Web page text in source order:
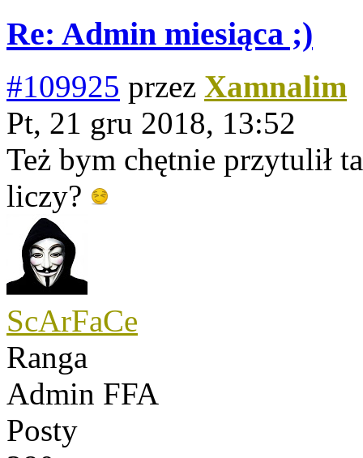
Re: Admin miesiąca ;)
#109925 przez Xamnalim
Pt, 21 gru 2018, 13:52
Też bym chętnie przytulił
liczy?
ScArFaCe
Ranga
Admin FFA
Posty